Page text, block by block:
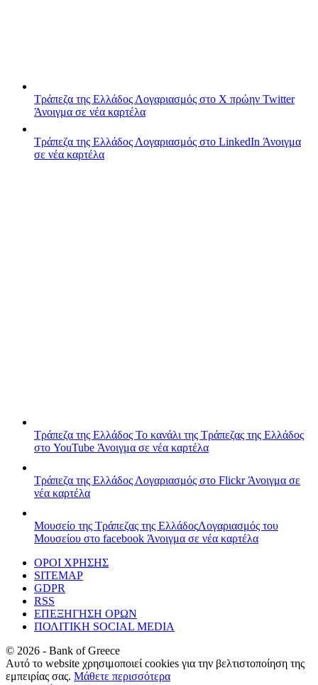
Τράπεζα της Ελλάδος Λογαριασμός στο X πρώην Twitter
Άνοιγμα σε νέα καρτέλα
Τράπεζα της Ελλάδος Λογαριασμός στο LinkedIn Άνοιγμα
σε νέα καρτέλα
Τράπεζα της Ελλάδος Το κανάλι της Τράπεζας της Ελλάδος
στο YouTube Άνοιγμα σε νέα καρτέλα
Τράπεζα της ΕλλάδοςΛογαριασμός στο FlickrΆνοιγμα σε
νέα καρτέλα
Μουσείο της Τράπεζας της ΕλλάδοςΛογαριασμός του
Μουσείου στο facebook Άνοιγμα σε νέα καρτέλα
ΟΡΟΙ ΧΡΗΣΗΣ
SITEMAP
GDPR
RSS
ΕΠΕΞΗΓΗΣΗ ΟΡΩΝ
ΠΟΛΙΤΙΚΗ SOCIAL MEDIA
© 2026 - Bank of Greece
Αυτό το website χρησιμοποιεί cookies για την βελτιστοποίηση της
εμπειρίας σας. Μάθετε περισσότερα